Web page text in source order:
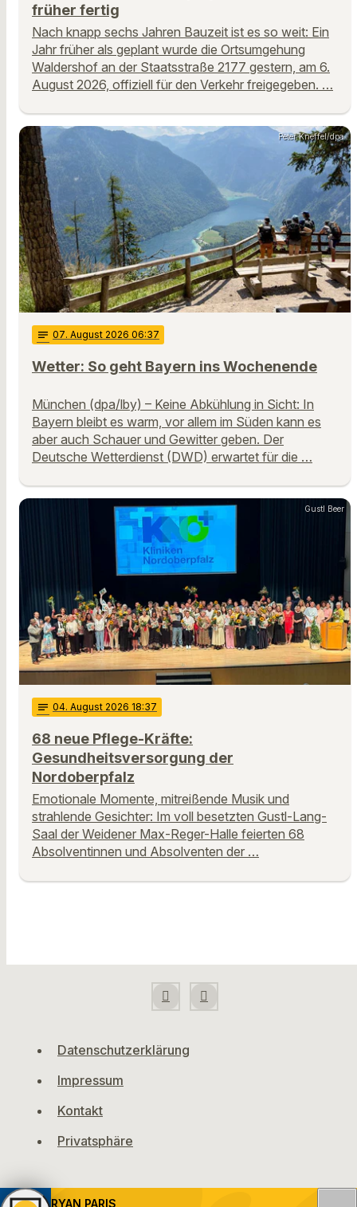
früher fertig
Nach knapp sechs Jahren Bauzeit ist es so weit: Ein
Jahr früher als geplant wurde die Ortsumgehung
Waldershof an der Staatsstraße 2177 gestern, am 6.
August 2026, offiziell für den Verkehr freigegeben. …
Peter Kneffel/dpa
notes 07. August 2026 06:37
Wetter: So geht Bayern ins Wochenende
München (dpa/lby) – Keine Abkühlung in Sicht: In
Bayern bleibt es warm, vor allem im Süden kann es
aber auch Schauer und Gewitter geben. Der
Deutsche Wetterdienst (DWD) erwartet für die …
Gustl Beer
notes 04. August 2026 18:37
68 neue Pflege-Kräfte:
Gesundheitsversorgung der
Nordoberpfalz
Emotionale Momente, mitreißende Musik und
strahlende Gesichter: Im voll besetzten Gustl-Lang-
Saal der Weidener Max-Reger-Halle feierten 68
Absolventinnen und Absolventen der …
Datenschutzerklärung
Impressum
Kontakt
Privatsphäre
RYAN PARIS